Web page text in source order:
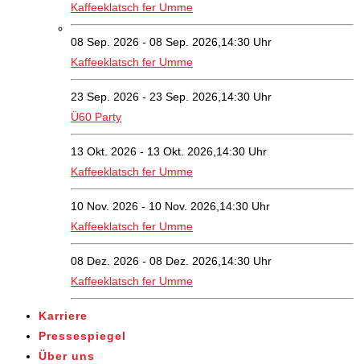
Kaffeeklatsch fer Umme
08 Sep. 2026 - 08 Sep. 2026,14:30 Uhr
Kaffeeklatsch fer Umme
23 Sep. 2026 - 23 Sep. 2026,14:30 Uhr
Ü60 Party
13 Okt. 2026 - 13 Okt. 2026,14:30 Uhr
Kaffeeklatsch fer Umme
10 Nov. 2026 - 10 Nov. 2026,14:30 Uhr
Kaffeeklatsch fer Umme
08 Dez. 2026 - 08 Dez. 2026,14:30 Uhr
Kaffeeklatsch fer Umme
Karriere
Pressespiegel
Über uns